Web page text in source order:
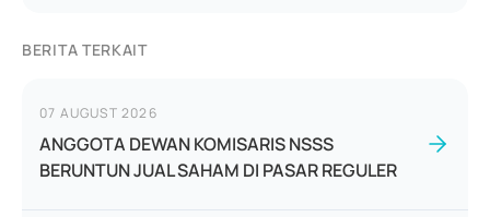
BERITA TERKAIT
07 AUGUST 2026
ANGGOTA DEWAN KOMISARIS NSSS
BERUNTUN JUAL SAHAM DI PASAR REGULER